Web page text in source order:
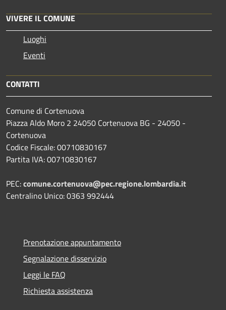
VIVERE IL COMUNE
Luoghi
Eventi
CONTATTI
Comune di Cortenuova
Piazza Aldo Moro 2 24050 Cortenuova BG - 24050 -
Cortenuova
Codice Fiscale: 00710830167
Partita IVA: 00710830167
PEC:comune.cortenuova@pec.regione.lombardia.it
Centralino Unico: 0363 992444
Prenotazione appuntamento
Segnalazione disservizio
Leggi le FAQ
Richiesta assistenza